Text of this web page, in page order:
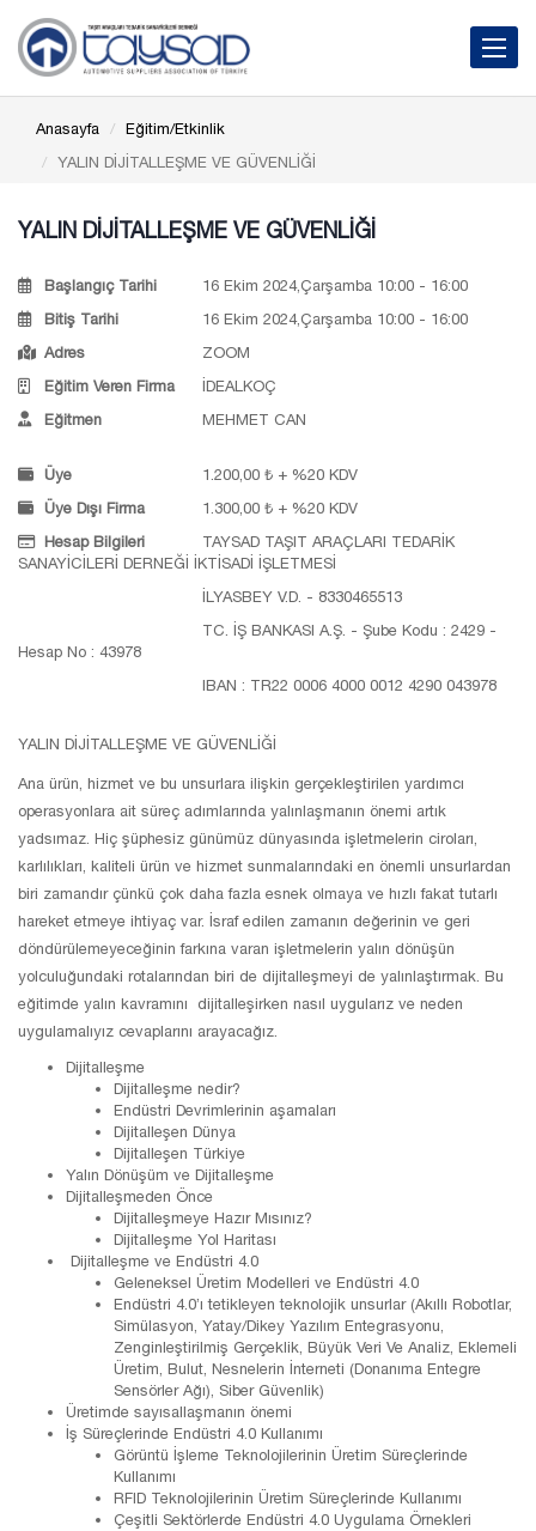
Toggle
Anasayfa
Eğitim/Etkinlik
YALIN DİJİTALLEŞME VE GÜVENLİĞİ
YALIN DİJİTALLEŞME VE GÜVENLİĞİ
Başlangıç Tarihi
16 Ekim 2024,Çarşamba 10:00 - 16:00
Bitiş Tarihi
16 Ekim 2024,Çarşamba 10:00 - 16:00
Adres
ZOOM
Eğitim Veren Firma
İDEALKOÇ
Eğitmen
MEHMET CAN
Üye
1.200,00 ₺ + %20 KDV
Üye Dışı Firma
1.300,00 ₺ + %20 KDV
Hesap Bilgileri
TAYSAD TAŞIT ARAÇLARI TEDARİK
SANAYİCİLERİ DERNEĞİ İKTİSADİ İŞLETMESİ
İLYASBEY V.D. - 8330465513
TC. İŞ BANKASI A.Ş. - Şube Kodu : 2429 -
Hesap No : 43978
IBAN : TR22 0006 4000 0012 4290 043978
YALIN DİJİTALLEŞME VE GÜVENLİĞİ
Ana ürün, hizmet ve bu unsurlara ilişkin gerçekleştirilen yardımcı
operasyonlara ait süreç adımlarında yalınlaşmanın önemi artık
yadsımaz. Hiç şüphesiz günümüz dünyasında işletmelerin ciroları,
karlılıkları, kaliteli ürün ve hizmet sunmalarındaki en önemli unsurlardan
biri zamandır çünkü çok daha fazla esnek olmaya ve hızlı fakat tutarlı
hareket etmeye ihtiyaç var. İsraf edilen zamanın değerinin ve geri
döndürülemeyeceğinin farkına varan işletmelerin yalın dönüşün
yolculuğundaki rotalarından biri de dijitalleşmeyi de yalınlaştırmak. Bu
eğitimde yalın kavramını dijitalleşirken nasıl uygularız ve neden
uygulamalıyız cevaplarını arayacağız.
Dijitalleşme
Dijitalleşme nedir?
Endüstri Devrimlerinin aşamaları
Dijitalleşen Dünya
Dijitalleşen Türkiye
Yalın Dönüşüm ve Dijitalleşme
Dijitalleşmeden Önce
Dijitalleşmeye Hazır Mısınız?
Dijitalleşme Yol Haritası
Dijitalleşme ve Endüstri 4.0
Geleneksel Üretim Modelleri ve Endüstri 4.0
Endüstri 4.0’ı tetikleyen teknolojik unsurlar (Akıllı Robotlar,
Simülasyon, Yatay/Dikey Yazılım Entegrasyonu,
Zenginleştirilmiş Gerçeklik, Büyük Veri Ve Analiz, Eklemeli
Üretim, Bulut, Nesnelerin İnterneti (Donanıma Entegre
Sensörler Ağı), Siber Güvenlik)
Üretimde sayısallaşmanın önemi
İş Süreçlerinde Endüstri 4.0 Kullanımı
Görüntü İşleme Teknolojilerinin Üretim Süreçlerinde
Kullanımı
RFID Teknolojilerinin Üretim Süreçlerinde Kullanımı
Çeşitli Sektörlerde Endüstri 4.0 Uygulama Örnekleri